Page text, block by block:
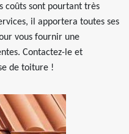
coûts sont pourtant très
il apportera toutes ses
vous fournir une
Contactez-le et
de toiture !